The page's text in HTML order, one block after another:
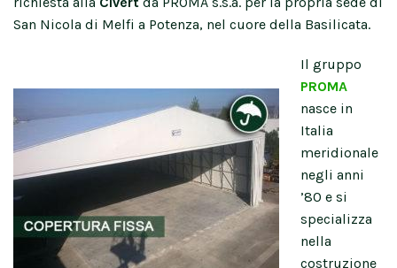
San Nicola di Melfi a Potenza, nel cuore della Basilicata.
Il gruppo
PROMA
nasce in
Italia
meridionale
negli anni
’80 e si
specializza
nella
costruzione